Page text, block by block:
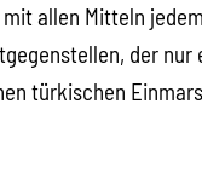
allen Mitteln
der
türkischen